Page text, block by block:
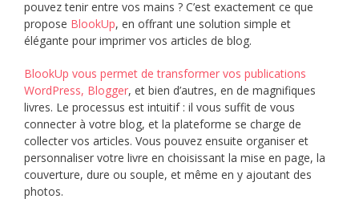
pouvez tenir entre vos mains ? C’est exactement ce que
propose BlookUp, en offrant une solution simple et
élégante pour imprimer vos articles de blog.
BlookUp vous permet de transformer vos publications
WordPress, Blogger, et bien d’autres, en de magnifiques
livres. Le processus est intuitif : il vous suffit de vous
connecter à votre blog, et la plateforme se charge de
collecter vos articles. Vous pouvez ensuite organiser et
personnaliser votre livre en choisissant la mise en page, la
couverture, dure ou souple, et même en y ajoutant des
photos.